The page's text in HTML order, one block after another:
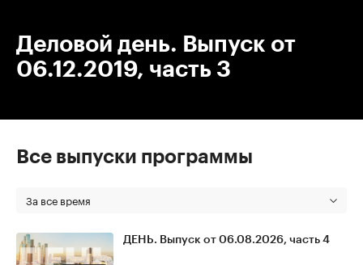
Деловой день. Выпуск от
06.12.2019, часть 3
Все выпуски программы
За все время
ДЕНЬ. Выпуск от 06.08.2026, часть 4